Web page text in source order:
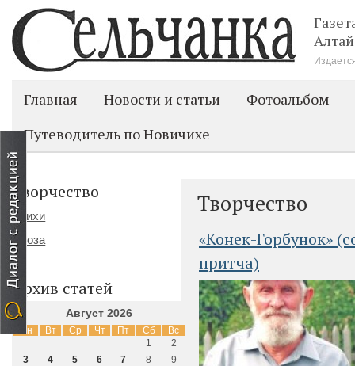
Главная Новости и статьи
Фотоальбом
Путеводитель по Новичихе
Творчество
«Конек-Горбунок»
притча)
Творчество
Стихи
Проза
Архив статей
Август 2026
Пн Вт Ср Чт Пт Сб Вс
1
2
3
4 5 6 7 8
9